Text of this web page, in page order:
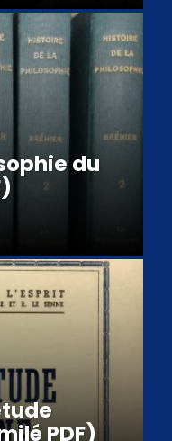
du
PDF)